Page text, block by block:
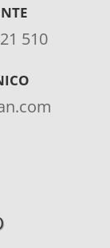
510